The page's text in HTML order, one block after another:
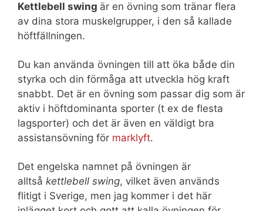
Kettlebell swing är en övning som tränar flera
av dina stora muskelgrupper, i den så kallade
höftfällningen.
Du kan använda övningen till att öka både din
styrka och din förmåga att utveckla hög kraft
snabbt. Det är en övning som passar dig som är
aktiv i höftdominanta sporter (t ex de flesta
lagsporter) och det är även en väldigt bra
assistansövning för marklyft.
Det engelska namnet på övningen är
alltså kettlebell swing, vilket även används
flitigt i Sverige, men jag kommer i det här